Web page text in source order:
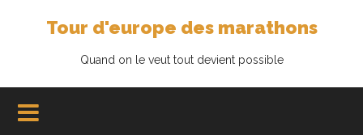
Tour d'europe des marathons
Quand on le veut tout devient possible